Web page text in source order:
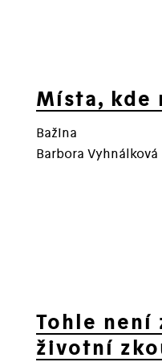
Místa, kde
Bažina
Barbora Vyhnálková
Tohle není
životní